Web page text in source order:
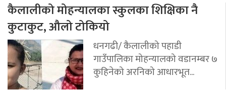
कैलालीको मोहन्यालका स्कुलका शिक्षिका नै
कुटाकुट, औलो टोकियो
धनगढी/ कैलालीको पहाडी
गाउँपालिका मोहन्यालको वडानम्बर ७
कुहिनेको अरनिको आधारभूत...